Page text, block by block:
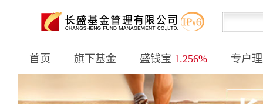
首页 旗下基金 盛钱宝 1.256% 专户